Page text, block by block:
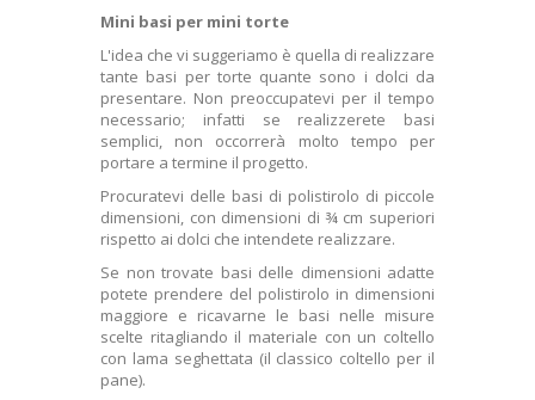
CONSEGNA
SODDISFATTI O RIMBORSATI
CONDIZIONI GENERALI DI VENDITA
CHI SIAMO
PAGAMENTO SICURO
+
LUDICA E VETRINISTICA
Mini basi per mini torte
L'idea che vi suggeriamo è quella di realizzare
tante basi per torte quante sono i dolci da
presentare. Non preoccupatevi per il tempo
necessario; infatti se realizzerete basi
semplici, non occorrerà molto tempo per
portare a termine il progetto.
Procuratevi delle basi di polistirolo di piccole
dimensioni, con dimensioni di ¾ cm superiori
rispetto ai dolci che intendete realizzare.
Se non trovate basi delle dimensioni adatte
potete prendere del polistirolo in dimensioni
maggiore e ricavarne le basi nelle misure
scelte ritagliando il materiale con un coltello
con lama seghettata (il classico coltello per il
pane).